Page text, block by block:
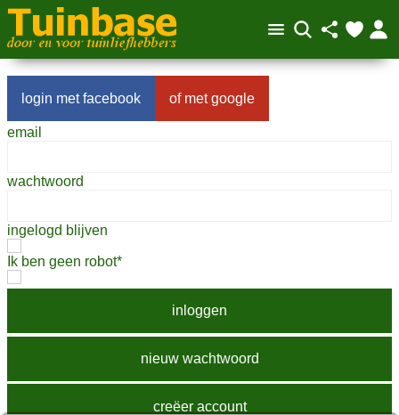
facebook google
email
wachtwoord
ingelogd blijven
Ik ben geen robot*
creëer account